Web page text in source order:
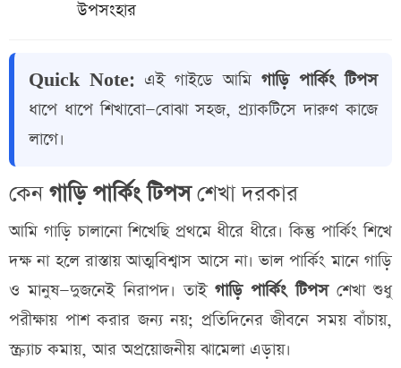
উপসংহার
Quick Note: এই গাইডে আমি গাড়ি পার্কিং টিপস
ধাপে ধাপে শিখাবো—বোঝা সহজ, প্র্যাকটিসে দারুণ কাজে
লাগে।
কেনগাড়ি পার্কিং টিপসশেখা দরকার
আমি গাড়ি চালানো শিখেছি প্রথমে ধীরে ধীরে। কিন্তু পার্কিং শিখে
দক্ষ না হলে রাস্তায় আত্মবিশ্বাস আসে না। ভাল পার্কিং মানে গাড়ি
ও মানুষ—দুজনেই নিরাপদ। তাই গাড়ি পার্কিং টিপসশেখা শুধু
পরীক্ষায় পাশ করার জন্য নয়; প্রতিদিনের জীবনে সময় বাঁচায়,
স্ক্র্যাচ কমায়, আর অপ্রয়োজনীয় ঝামেলা এড়ায়।